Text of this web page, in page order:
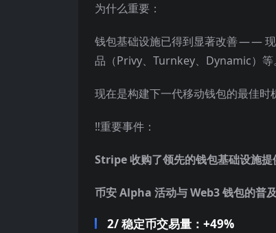
为什么重要：
钱包基础设施已得到显著改善 — —
品（Privy、Turnkey、Dynamic）等。
现在是构建下一代移动钱包的最佳时
‼️重要事件：
Stripe 收购了领先的钱包基础设施提
币安 Alpha 活动与 Web3 钱包的普
2/ 稳定币交易量：+49%